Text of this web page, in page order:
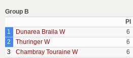
Group B
Pl
1
Dunarea Braila W 6
2
Thuringer W 6
3
Chambray Touraine W 6